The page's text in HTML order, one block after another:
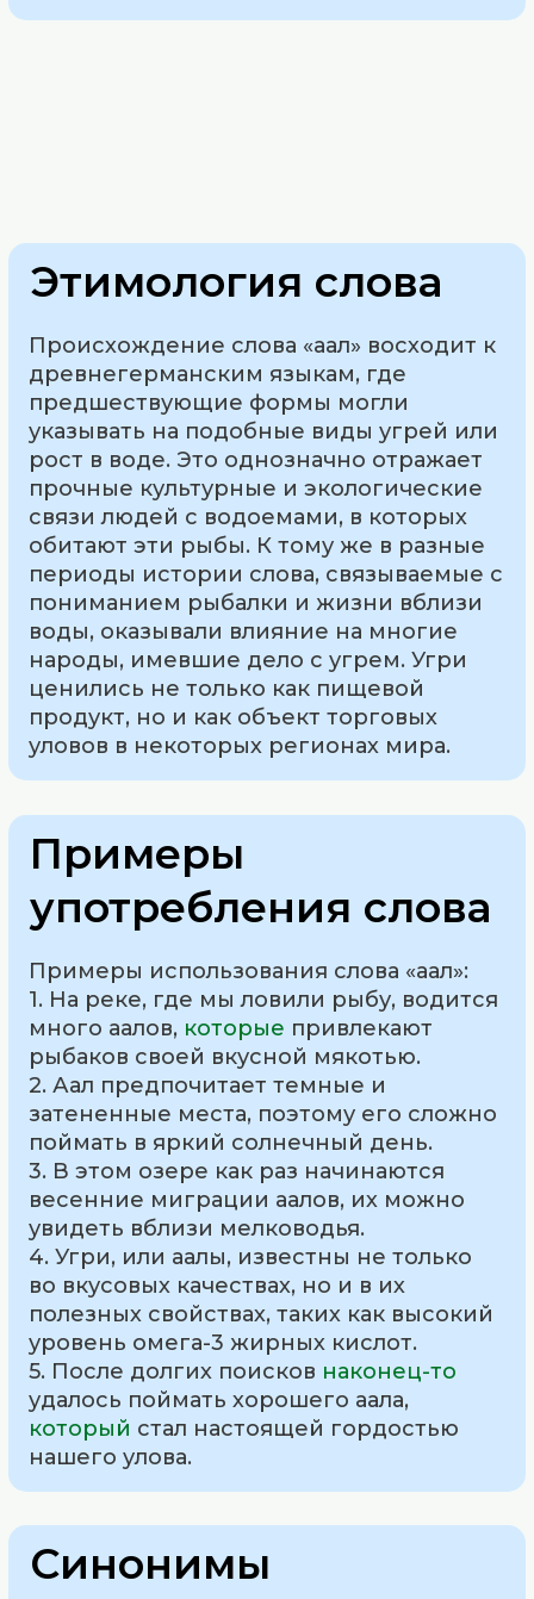
Этимология слова
Происхождение слова «аал» восходит к
древнегерманским языкам, где
предшествующие формы могли
указывать на подобные виды угрей или
рост в воде. Это однозначно отражает
прочные культурные и экологические
связи людей с водоемами, в которых
обитают эти рыбы. К тому же в разные
периоды истории слова, связываемые с
пониманием рыбалки и жизни вблизи
воды, оказывали влияние на многие
народы, имевшие дело с угрем. Угри
ценились не только как пищевой
продукт, но и как объект торговых
уловов в некоторых регионах мира.
Примеры
употребления слова
Примеры использования слова «аал»:
1. На реке, где мы ловили рыбу, водится
много аалов, которые привлекают
рыбаков своей вкусной мякотью.
2. Аал предпочитает темные и
затененные места, поэтому его сложно
поймать в яркий солнечный день.
3. В этом озере как раз начинаются
весенние миграции аалов, их можно
увидеть вблизи мелководья.
4. Угри, или аалы, известны не только
во вкусовых качествах, но и в их
полезных свойствах, таких как высокий
уровень омега-3 жирных кислот.
5. После долгих поисков наконец-то
удалось поймать хорошего аала,
который стал настоящей гордостью
нашего улова.
Синонимы